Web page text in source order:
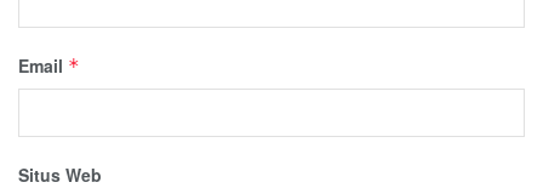
Email *
Situs Web